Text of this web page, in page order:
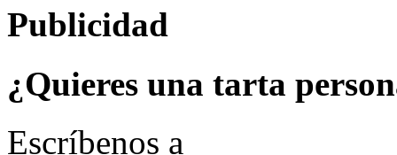
Publicidad
¿Quieres una tarta
Escríbenos a